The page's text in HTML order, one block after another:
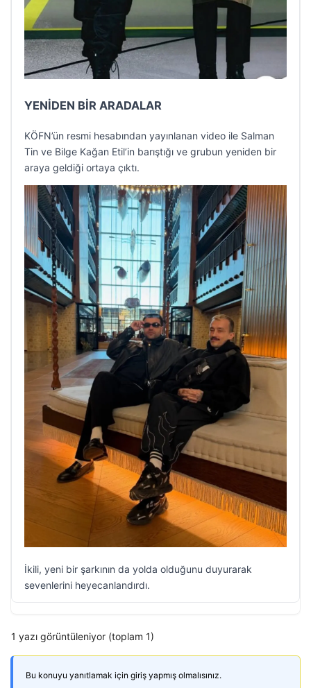
YENİDEN BİR ARADALAR
KÖFN’ün resmi hesabından yayınlanan video ile Salman
Tin ve Bilge Kağan Etil’in barıştığı ve grubun yeniden bir
araya geldiği ortaya çıktı.
İkili, yeni bir şarkının da yolda olduğunu duyurarak
sevenlerini heyecanlandırdı.
1 yazı görüntüleniyor (toplam 1)
Bu konuyu yanıtlamak için giriş yapmış olmalısınız.